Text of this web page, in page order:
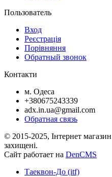
Пользователь
Вход
Реєстрація
Порівняння
Обратный звонок
Контакти
м. Одеса
+380675243339
adx.in.ua@gmail.com
Обратная связь
© 2015-2025, Інтернет
захищені.
Сайт работает на DenCMS
Таеквон-До (itf)